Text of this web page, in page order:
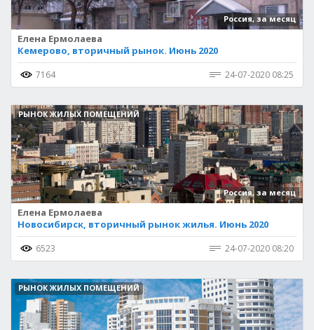
Россия, за месяц
Елена Ермолаева
Кемерово, вторичный рынок. Июнь 2020
7164 24-07-2020 08:25
РЫНОК ЖИЛЫХ ПОМЕЩЕНИЙ
Россия, за месяц
Елена Ермолаева
Новосибирск, вторичный рынок жилья. Июнь 2020
6523 24-07-2020 08:20
РЫНОК ЖИЛЫХ ПОМЕЩЕНИЙ